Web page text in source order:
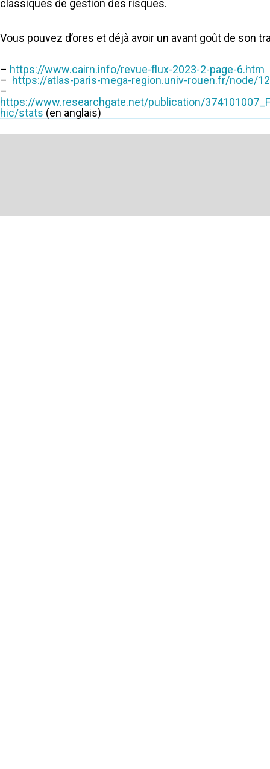
classiques de gestion des risques.
Vous pouvez d’ores et déjà avoir un avant goût de
– https://www.cairn.info/revue-flux-2023-2-page-6.htm
– https://atlas-paris-mega-region.univ-rouen.fr/node/
–
https://www.researchgate.net/publication/
hic/stats (en anglais)